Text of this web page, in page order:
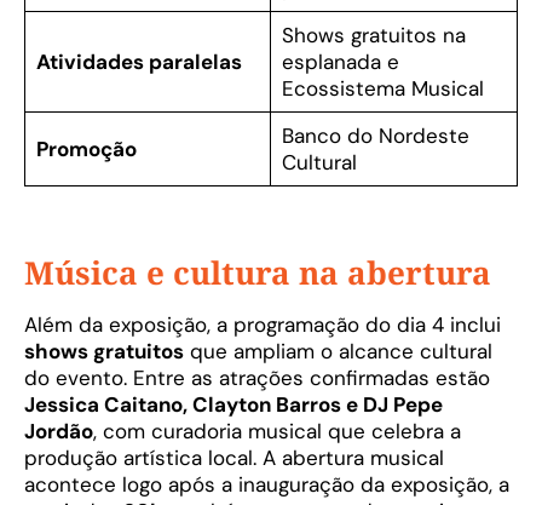
Atividades paralelas
Shows gratuitos na
esplanada e
Ecossistema Musical
Promoção
Banco do Nordeste
Cultural
Música e cultura na abertura
Além da exposição, a programação do dia 4 inclui
shows gratuitos que ampliam o alcance cultural
do evento. Entre as atrações confirmadas estão
Jessica Caitano, Clayton Barros e DJ Pepe
Jordão, com curadoria musical que celebra a
produção artística local. A abertura musical
acontece logo após a inauguração da exposição, a